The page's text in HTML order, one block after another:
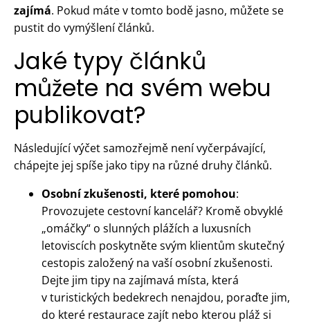
zajímá. Pokud máte v tomto bodě jasno, můžete se
pustit do vymýšlení článků.
Jaké typy článků
můžete na svém webu
publikovat?
Následující výčet samozřejmě není vyčerpávající,
chápejte jej spíše jako tipy na různé druhy článků.
Osobní zkušenosti, které pomohou:
Provozujete cestovní kancelář? Kromě obvyklé
„omáčky“ o slunných plážích a luxusních
letoviscích poskytněte svým klientům skutečný
cestopis založený na vaší osobní zkušenosti.
Dejte jim tipy na zajímavá místa, která
v turistických bedekrech nenajdou, poraďte jim,
do které restaurace zajít nebo kterou pláž si